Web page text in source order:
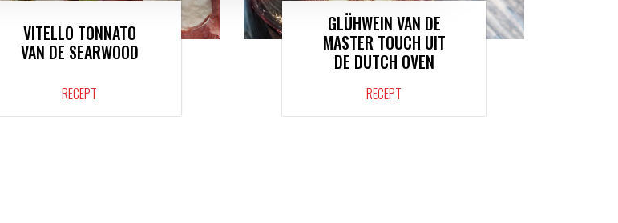
VITELLO TONNATO
VAN DE SEARWOOD
RECEPT
GLÜHWEIN VAN DE
MASTER TOUCH UIT
DE DUTCH OVEN
RECEPT